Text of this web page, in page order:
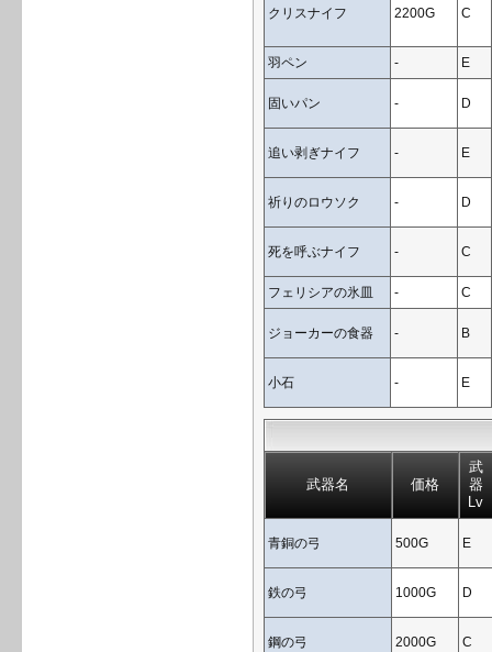
クリスナイフ 2200G C
羽ペン - E
固いパン - D
追い剥ぎナイフ - E
祈りのロウソク - D
死を呼ぶナイフ - C
フェリシアの氷皿 - C
ジョーカーの食器 - B
小石 - E
武器名 価格
武
器
Lv
青銅の弓 500G E
鉄の弓 1000G D
鋼の弓 2000G C